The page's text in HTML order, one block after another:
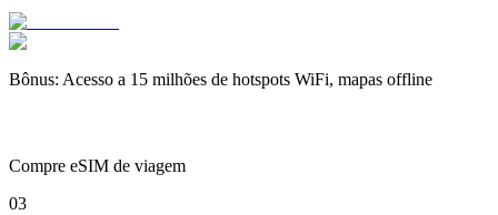
Bônus: Acesso a 15 milhões de hotspots WiFi, mapas offline
Compre eSIM de viagem
03